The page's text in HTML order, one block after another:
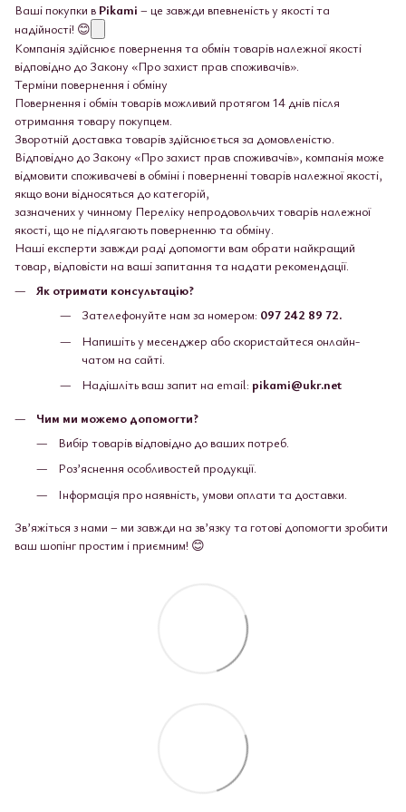
Ваші покупки в Pikami – це завжди впевненість у якості та
надійності! 😊
Компанія здійснює повернення та обмін товарів належної якості
відповідно до Закону «Про захист прав споживачів».
Терміни повернення і обміну
Повернення і обмін товарів можливий протягом 14 днів після
отримання товару покупцем.
Зворотній доставка товарів здійснюється за домовленістю.
Відповідно до Закону «Про захист прав споживачів», компанія може
відмовити споживачеві в обміні і поверненні товарів належної якості,
якщо вони відносяться до категорій,
зазначених у чинному Переліку непродовольчих товарів належної
якості, що не підлягають поверненню та обміну.
Наші експерти завжди раді допомогти вам обрати найкращий
товар, відповісти на ваші запитання та надати рекомендації.
Як отримати консультацію?
Зателефонуйте нам за номером: 097 242 89 72.
Напишіть у месенджер або скористайтеся онлайн-
чатом на сайті.
Надішліть ваш запит на email: pikami@ukr.net
Чим ми можемо допомогти?
Вибір товарів відповідно до ваших потреб.
Роз’яснення особливостей продукції.
Інформація про наявність, умови оплати та доставки.
Зв’яжіться з нами – ми завжди на зв’язку та готові допомогти зробити
ваш шопінг простим і приємним! 😊